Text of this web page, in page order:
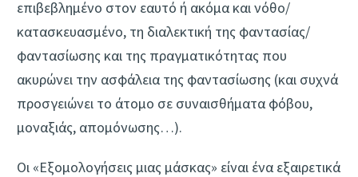
επιβεβλημένο στον εαυτό ή ακόμα και νόθο/
κατασκευασμένο, τη διαλεκτική της φαντασίας/
φαντασίωσης και της πραγματικότητας που
ακυρώνει την ασφάλεια της φαντασίωσης (και συχνά
προσγειώνει το άτομο σε συναισθήματα φόβου,
μοναξιάς, απομόνωσης…).
Οι «Εξομολογήσεις μιας μάσκας» είναι ένα εξαιρετικά